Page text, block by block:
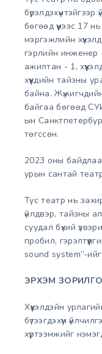
бөгөөд үүнээс 17
мэргэжлийн
гэрлийн
ажилтан - 1,
хүүхдийн тайзны
байна.
байгаа бөгөөд
ын
төгссөн.
2023 оны
урын сантай
Тус театр нь
үйлдвэр, тайзны
суудал бүхий
пробил,
sound system”-
ЭРХЭМ
Хүүхэлдэйн
бүтээгдэхүүн
хүртээмжийг